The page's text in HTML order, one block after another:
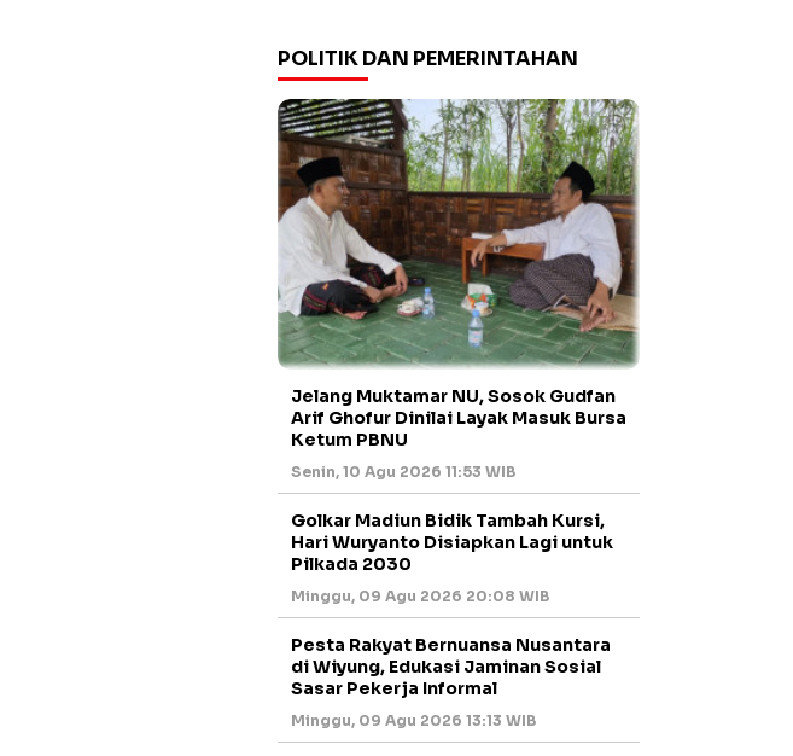
POLITIK DAN PEMERINTAHAN
Jelang Muktamar NU, Sosok Gudfan
Arif Ghofur Dinilai Layak Masuk Bursa
Ketum PBNU
Senin, 10 Agu 2026 11:53 WIB
Golkar Madiun Bidik Tambah Kursi,
Hari Wuryanto Disiapkan Lagi untuk
Pilkada 2030
Minggu, 09 Agu 2026 20:08 WIB
Pesta Rakyat Bernuansa Nusantara
di Wiyung, Edukasi Jaminan Sosial
Sasar Pekerja Informal
Minggu, 09 Agu 2026 13:13 WIB